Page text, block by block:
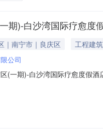
期)-白沙湾国际疗愈度
｜南宁市｜良庆区
工程建筑
公司
(一期)-白沙湾国际疗愈度假
际疗愈度假酒店室内精装修